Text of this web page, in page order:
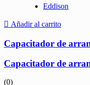
Eddison
Añadir al carrito
Capacitador de
Capacitador de
(0)